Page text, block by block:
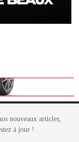
nouveaux articles,
à jour !